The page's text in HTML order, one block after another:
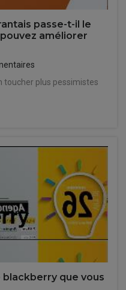
passe-t-il le
améliorer
toucher plus pessimistes
que vous